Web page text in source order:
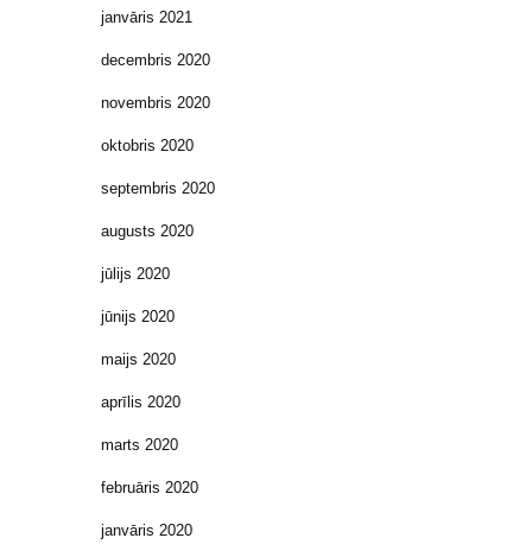
janvāris 2021
decembris 2020
novembris 2020
oktobris 2020
septembris 2020
augusts 2020
jūlijs 2020
jūnijs 2020
maijs 2020
aprīlis 2020
marts 2020
februāris 2020
janvāris 2020